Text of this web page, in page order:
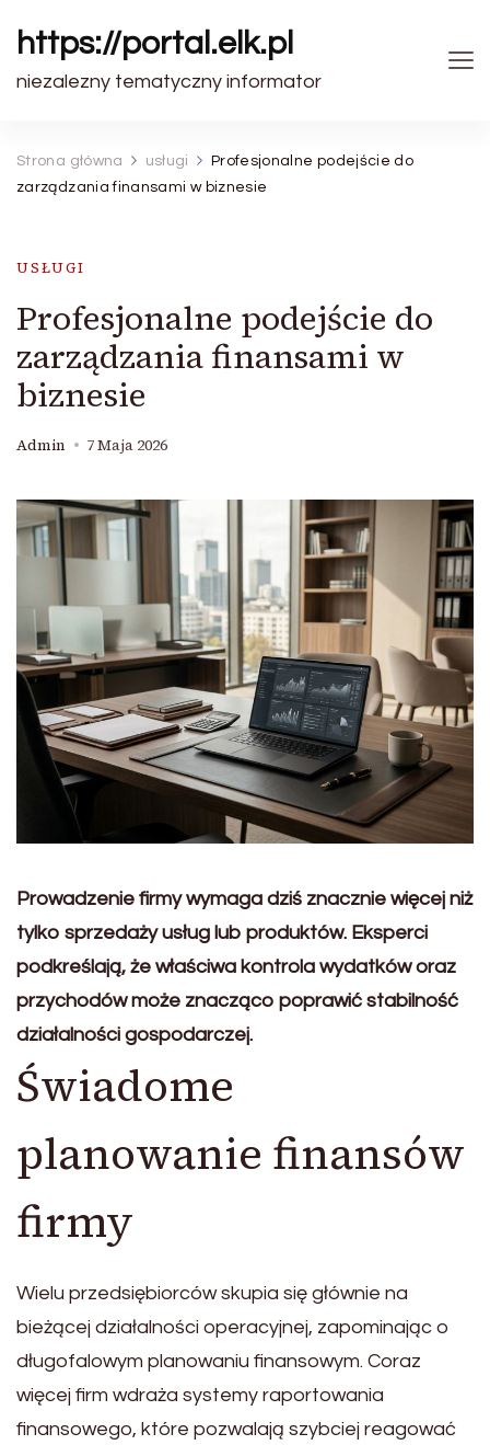
https://portal.elk.pl
niezalezny tematyczny informator
Strona główna usługi
Profesjonalne podejście do
zarządzania finansami w biznesie
USŁUGI
Profesjonalne podejście do
zarządzania finansami w
biznesie
Admin 7 Maja 2026
Prowadzenie firmy wymaga dziś znacznie więcej niż
tylko sprzedaży usług lub produktów. Eksperci
podkreślają, że właściwa kontrola wydatków oraz
przychodów może znacząco poprawić stabilność
działalności gospodarczej.
Świadome
planowanie finansów
firmy
Wielu przedsiębiorców skupia się głównie na
bieżącej działalności operacyjnej, zapominając o
długofalowym planowaniu finansowym. Coraz
więcej firm wdraża systemy raportowania
finansowego, które pozwalają szybciej reagować